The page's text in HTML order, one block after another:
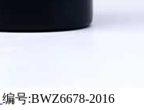
编号:BWZ6678-2016